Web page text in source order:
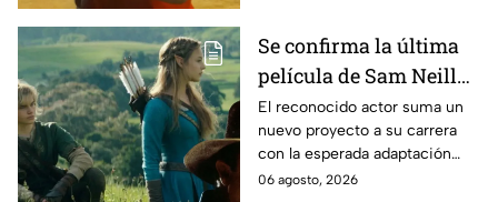
Se confirma la última
película de Sam Neill
antes de morir: esto es
lo que se sabe hasta
ahora
El reconocido actor suma un
nuevo proyecto a su carrera
con la esperada adaptación
cinematográfica del popular
06 agosto, 2026